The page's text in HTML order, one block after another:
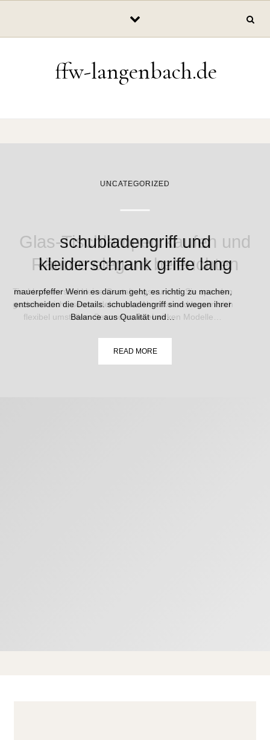
ffw-langenbach.de
UNCATEGORIZED
schubladengriff und
kleiderschrank griffe lang
mauerpfeffer Wenn es darum geht, es richtig zu machen,
entscheiden die Details. schubladengriff sind wegen ihrer
Balance aus Qualität und…
READ MORE
BELEUCHTUNG
Glas-Tischlampen kaufen und
Räume elegant beleuchten
Tischlampen sind kleine Gestaltungswunder: Sie spenden
gezieltes Licht, setzen dekorative Akzente und lassen sich
flexibel umstellen. Besonders edel wirken Modelle…
READ MORE